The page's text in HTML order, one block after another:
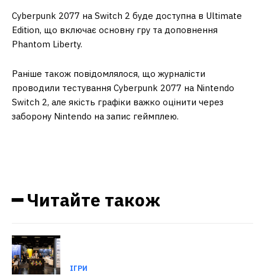
Cyberpunk 2077 на Switch 2 буде доступна в Ultimate
Edition, що включає основну гру та доповнення
Phantom Liberty.
Раніше також повідомлялося, що журналісти
проводили тестування Cyberpunk 2077 на Nintendo
Switch 2, але якість графіки важко оцінити через
заборону Nintendo на запис геймплею.
━ Читайте також
ІГРИ